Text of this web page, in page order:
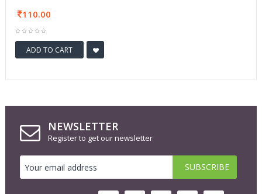
110.00
ADD TO CART
NEWSLETTER
Register to get our newsletter